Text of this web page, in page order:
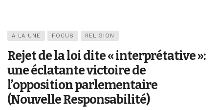
A LA UNE FOCUS RELIGION
Rejet de la loi dite « interprétative »:
une éclatante victoire de
l’opposition parlementaire
(Nouvelle Responsabilité)